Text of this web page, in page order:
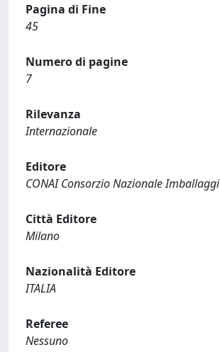
Pagina di Fine
45
Numero di pagine
7
Rilevanza
Internazionale
Editore
CONAI Consorzio Nazionale Imballaggi
Città Editore
Milano
Nazionalità Editore
ITALIA
Referee
Nessuno